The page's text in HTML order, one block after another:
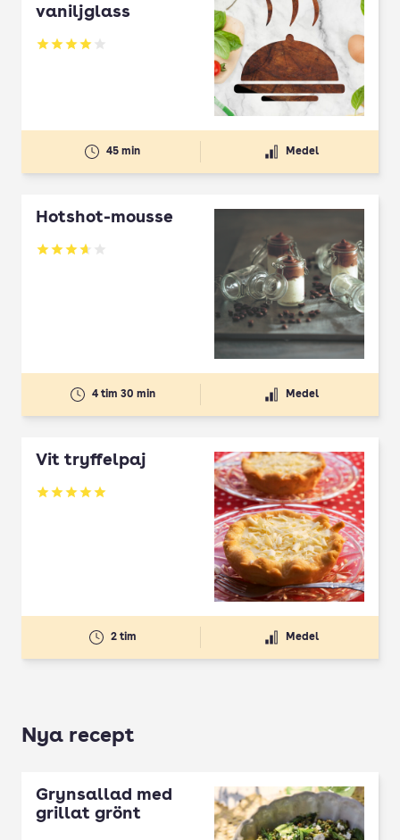
vaniljglass
Betyg: 4 av 5
45 min Medel
Hotshot-mousse
Betyg: 3.64 av 5
4 tim 30 min Medel
Vit tryffelpaj
Betyg: 5 av 5
2 tim Medel
Nya recept
Grynsallad med
grillat grönt